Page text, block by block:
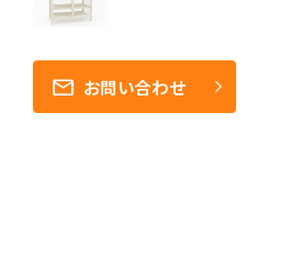
お問い合わせ